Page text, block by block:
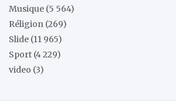
Musique (5 564)
Réligion (269)
Slide (11 965)
Sport (4 229)
video (3)